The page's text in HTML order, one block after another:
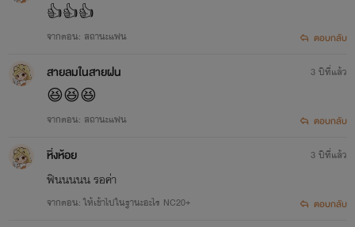
👍👍👍
จากตอน: สถานะแฟน ตอบกลับ
สายลมในสายฝน
😆😆😆
จากตอน: สถานะแฟน
3 ปีที่แล้ว
ตอบกลับ
หิ่งห้อย
ฟินนนนน รอค่า
จากตอน: ให้เข้าไปในฐานะอะไร NC20+
3 ปีที่แล้ว
ตอบกลับ